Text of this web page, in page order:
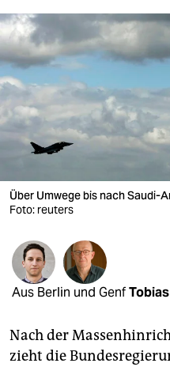
sport
berlin
nord
wahrheit
verlag
verlag
shop
fragen & hilfe
abo
Über Umwege bis nach Saudi-
Foto: reuters
Aus Berlin und Genf
Nach der
zieht die